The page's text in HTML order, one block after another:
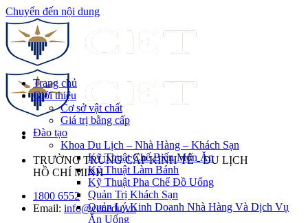
Chuyển đến nội dung
TRƯỜNG TRUNG CẤP KINH TẾ - DU LỊCH
HỒ CHÍ MINH
1800 6552
Email: info@cet.edu.vn
Trang chủ
Giới thiệu
Cơ sở vật chất
Giá trị bằng cấp
Đào tạo
Khoa Du Lịch – Nhà Hàng – Khách Sạn
Kỹ Thuật Chế Biến Món Ăn
Kỹ Thuật Làm Bánh
Kỹ Thuật Pha Chế Đồ Uống
Quản Trị Khách Sạn
Quản Lý Kinh Doanh Nhà Hàng Và Dịch Vụ
Ăn Uống